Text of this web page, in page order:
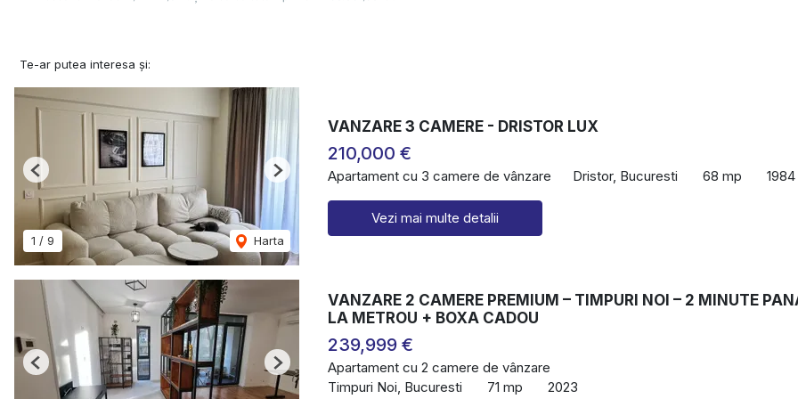
Te-ar putea interesa și:
1 / 9 Harta
Previous Next
VANZARE 3 CAMERE - DRISTOR LUX
210,000 €
Apartament cu 3 camere de vânzare Dristor, Bucuresti 68 mp 1984
Vezi mai multe detalii
Previous Next
VANZARE 2 CAMERE PREMIUM – TIMPURI NOI – 2 MINUTE
LA METROU + BOXA CADOU
239,999 €
Apartament cu 2 camere de vânzare
Timpuri Noi, Bucuresti
71 mp 2023